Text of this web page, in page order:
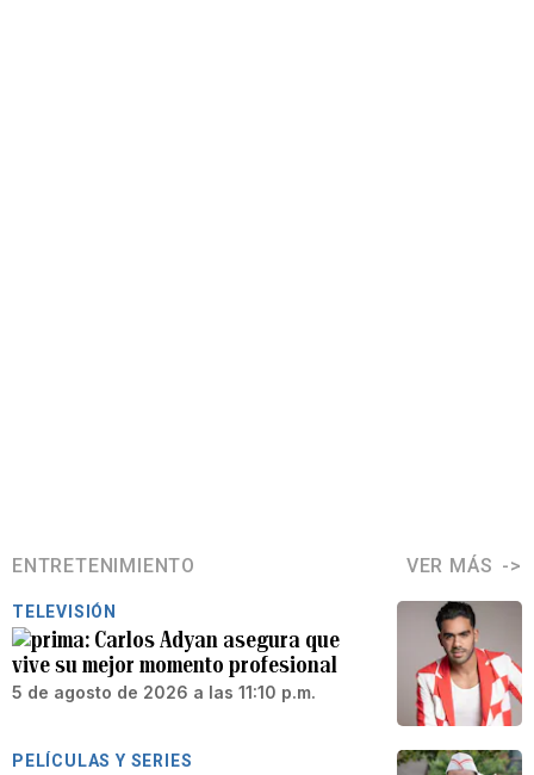
ENTRETENIMIENTO VER MÁS
TELEVISIÓN
Carlos Adyan asegura que
vive su mejor momento profesional
5 de agosto de 2026 a las 11:10 p.m.
PELÍCULAS Y SERIES